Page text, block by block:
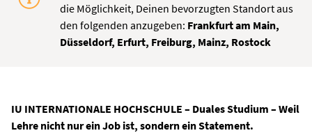
die Möglichkeit, Deinen bevorzugten Standort aus
den folgenden anzugeben: Frankfurt am Main,
Düsseldorf, Erfurt, Freiburg, Mainz, Rostock
IU INTERNATIONALE HOCHSCHULE – Duales Studium – Weil
Lehre nicht nur ein Job ist, sondern ein Statement.